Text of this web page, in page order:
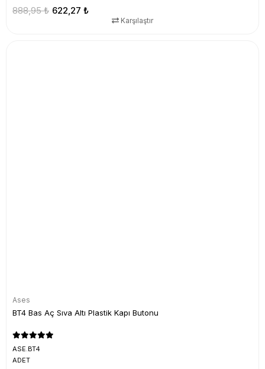
622,27 ₺
888,95 ₺
Karşılaştır
Ases
BT4 Bas Aç Sıva Altı Plastik Kapı Butonu
ASE.BT4
ADET